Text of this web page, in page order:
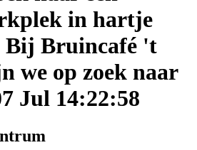
in hartje
Bij Bruincafé 't
we op zoek naar
Jul 14:22:58